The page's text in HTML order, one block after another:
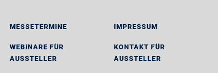
MESSETERMINE
WEBINARE FÜR
AUSSTELLER
IMPRESSUM
KONTAKT FÜR
AUSSTELLER